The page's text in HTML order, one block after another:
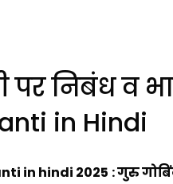
पर निबंध व
in Hindi
in hindi 2025 : गुरु